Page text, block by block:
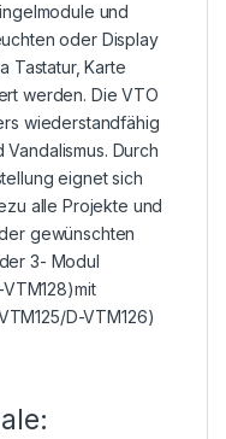
und
oder Display
Tastatur, Karte
werden. Die VTO
wiederstandfähig
Durch
eignet sich
alle Projekte und
gewünschten
3- Modul
D-VTM126)